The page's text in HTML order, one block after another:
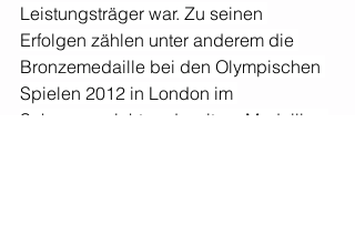
Leistungsträger war. Zu seinen
Erfolgen zählen unter anderem die
Bronzemedaille bei den Olympischen
Spielen 2012 in London im
Schwergewicht und weitere Medaillen